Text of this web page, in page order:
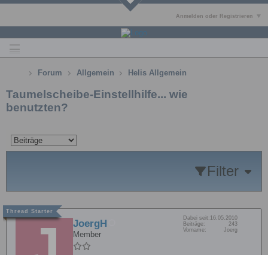
Anmelden oder Registrieren
Forum Allgemein Helis Allgemein
Taumelscheibe-Einstellhilfe... wie
benutzten?
Filter
JoergH
Member
Dabei seit: 16.05.2010
Beiträge:
243
Vorname:
Joerg